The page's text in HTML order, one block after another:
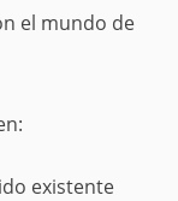
el mundo de
existente